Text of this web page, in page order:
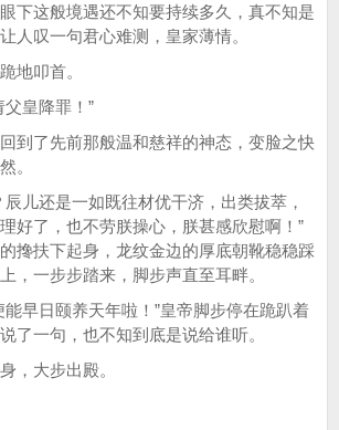
下这般境遇还不知要持续多久，真不知是
人叹一句君心难测，皇家薄情。
叩首。
皇降罪！”
了先前那般温和慈祥的神态，变脸之快
。
儿还是一如既往材优干济，出类拔萃，
好了，也不劳朕操心，朕甚感欣慰啊！”
搀扶下起身，龙纹金边的厚底朝靴稳稳踩
，一步步踏来，脚步声直至耳畔。
早日颐养天年啦！”皇帝脚步停在跪趴着
了一句，也不知到底是说给谁听。
大步出殿。